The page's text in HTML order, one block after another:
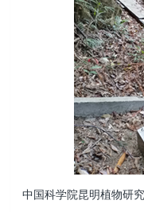
中国科学院昆明植物研